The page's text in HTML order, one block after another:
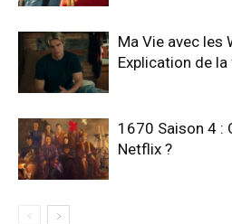
Ma Vie avec les
Explication de la
1670 Saison 4 :
Netflix ?